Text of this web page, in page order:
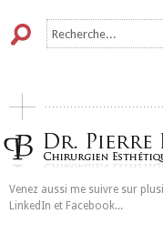
Venez aussi me suivre sur
LinkedIn et Facebook...